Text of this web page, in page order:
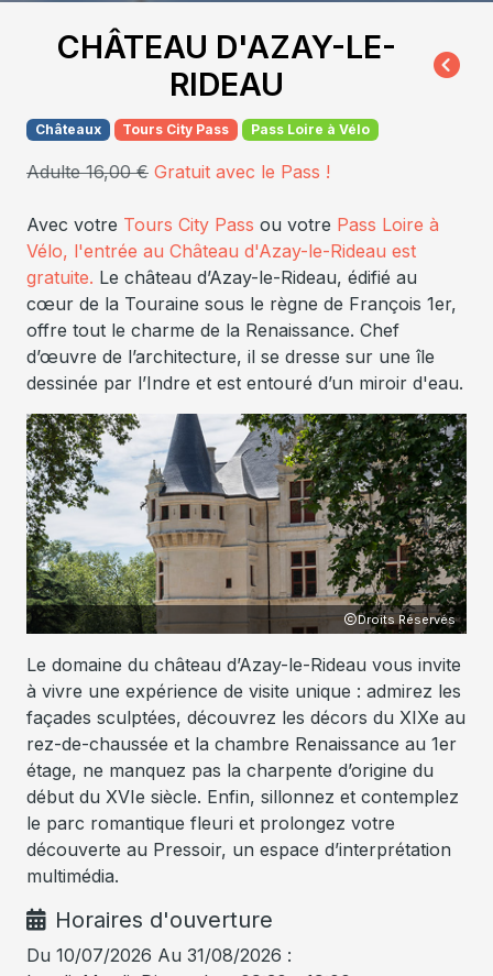
CHÂTEAU D'AZAY-LE-
RIDEAU
Châteaux Tours City Pass Pass Loire à Vélo
Adulte 16,00 € Gratuit avec le Pass !
Avec votre Tours City Pass ou votre Pass Loire à
Vélo, l'entrée au Château d'Azay-le-Rideau est
gratuite. Le château d’Azay-le-Rideau, édifié au
cœur de la Touraine sous le règne de François 1er,
offre tout le charme de la Renaissance. Chef
d’œuvre de l’architecture, il se dresse sur une île
dessinée par l’Indre et est entouré d’un miroir d'eau.
Droits Réservés
Le domaine du château d’Azay-le-Rideau vous invite
à vivre une expérience de visite unique : admirez les
façades sculptées, découvrez les décors du XIXe au
rez-de-chaussée et la chambre Renaissance au 1er
étage, ne manquez pas la charpente d’origine du
début du XVIe siècle. Enfin, sillonnez et contemplez
le parc romantique fleuri et prolongez votre
découverte au Pressoir, un espace d’interprétation
multimédia.
Horaires d'ouverture
Du 10/07/2026 Au 31/08/2026 :